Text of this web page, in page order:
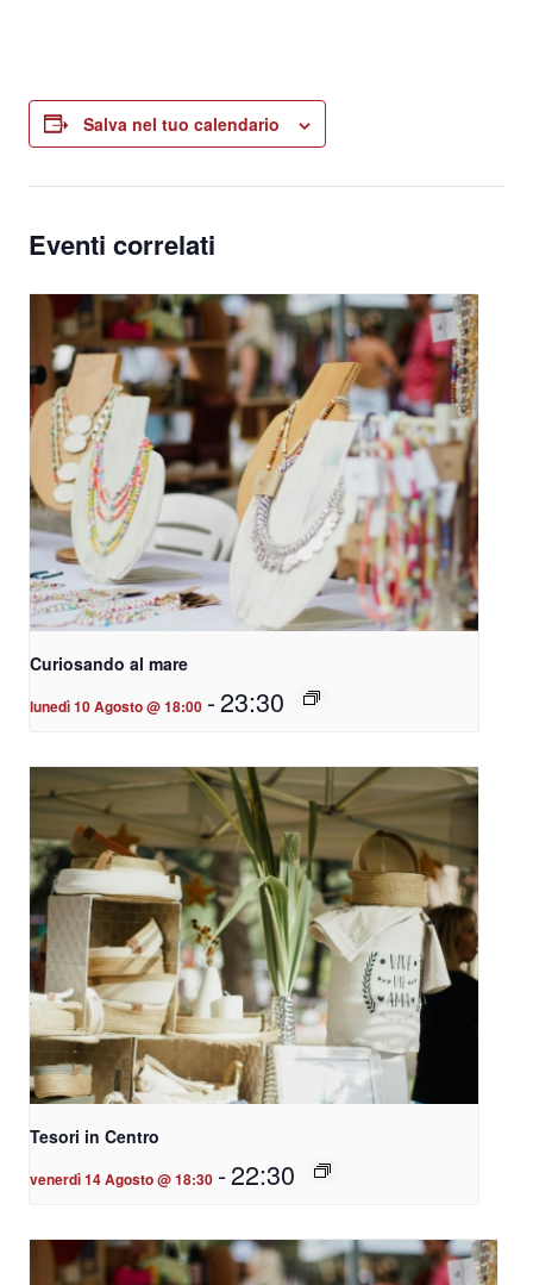
Salva nel tuo calendario
Eventi correlati
Curiosando al mare
lunedì 10 Agosto @ 18:00 -23:30
Tesori in Centro
venerdì 14 Agosto @ 18:30 -22:30